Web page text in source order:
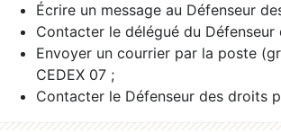
Écrire un message au Défenseur
Contacter le délégué du
Envoyer un courrier par la poste
CEDEX 07 ;
Contacter le Défenseur des droits